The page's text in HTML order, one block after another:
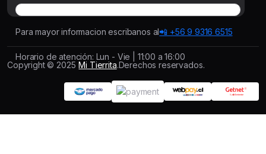
Para mayor informacion escribanos al📲 +56 9 9316 6515
Horario de atención: Lun - Vie | 11:00 a 16:00
Copyright © 2025 Mi Tierrita.Derechos reservados.